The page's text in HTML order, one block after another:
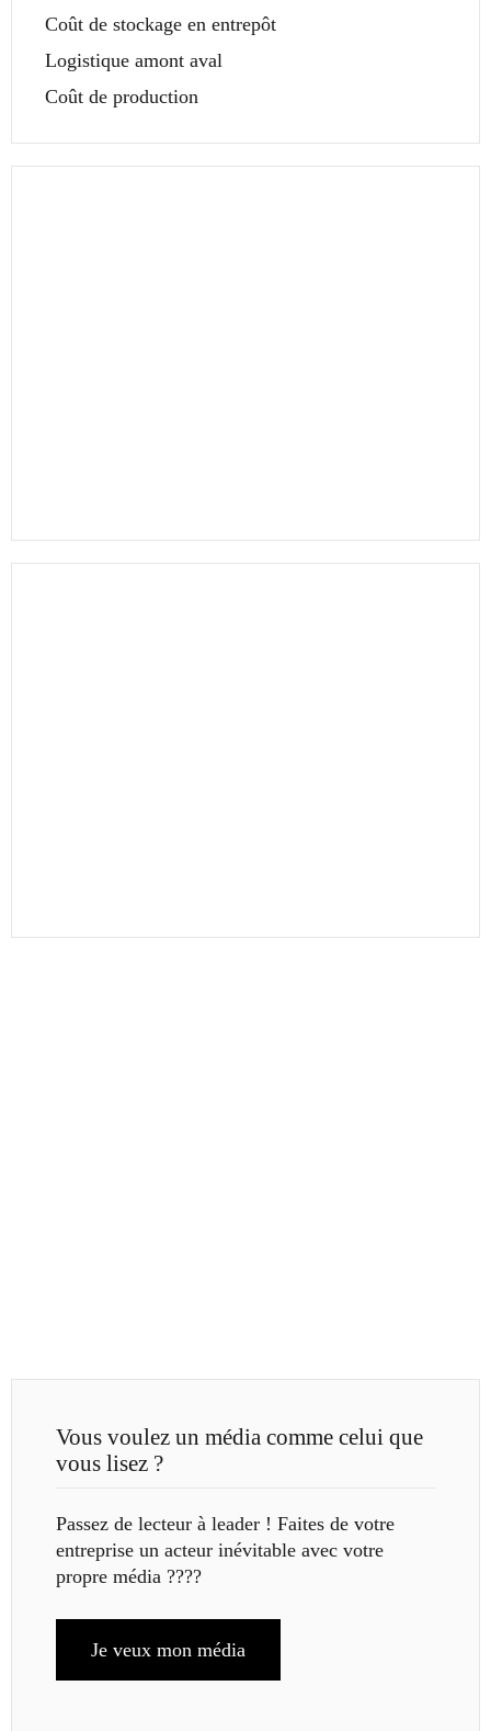
Coût de stockage en entrepôt
Logistique amont aval
Coût de production
Vous voulez un média comme celui que
vous lisez ?
Passez de lecteur à leader ! Faites de votre
entreprise un acteur inévitable avec votre
propre média ????
Je veux mon média